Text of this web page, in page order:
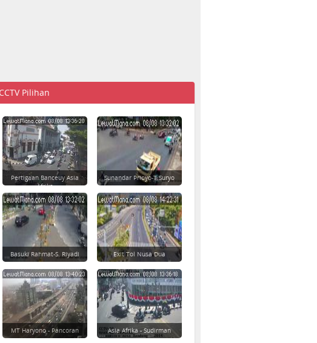
CCTV Pilihan
Pertigaan Banceuy Asia
Afrika
Sunandar Prioyo-T.Suryo
Basuki Rahmat-S. Riyadi Exit Tol Nusa Dua
MT Haryono - Pancoran Asia Afrika - Sudirman